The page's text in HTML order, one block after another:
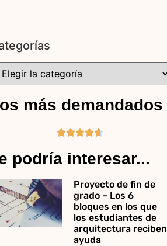
más demandados

podría interesar...
Proyecto de fin de
grado – Los 6
bloques en los que
los estudiantes de
arquitectura reciben
ayuda